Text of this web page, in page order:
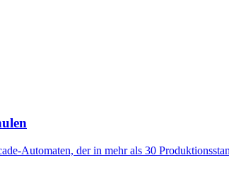
Automaten, der in mehr als 30